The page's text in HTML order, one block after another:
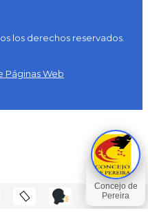
los derechos reservados.
Páginas Web